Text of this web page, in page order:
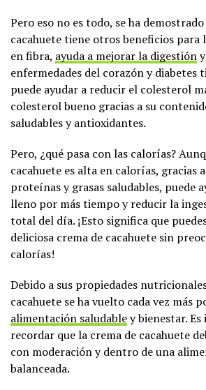
Pero eso no es todo, se ha
cacahuete tiene otros beneficios para
en fibra, ayuda a mejorar la digestión
enfermedades del corazón y diabetes
puede ayudar a reducir el colesterol
colesterol bueno gracias a su
saludables y antioxidantes.
Pero, ¿qué pasa con las calorías?
cacahuete es alta en calorías, gracias
proteínas y grasas saludables, puede
lleno por más tiempo y reducir la
total del día. ¡Esto significa que
deliciosa crema de cacahuete sin
calorías!
Debido a sus propiedades
cacahuete se ha vuelto cada vez más
alimentación saludabley bienestar.
recordar que la crema de cacahuete
con moderación y dentro de una
balanceada.